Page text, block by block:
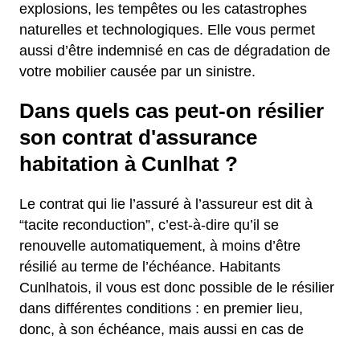
explosions, les tempêtes ou les catastrophes
naturelles et technologiques. Elle vous permet
aussi d’être indemnisé en cas de dégradation de
votre mobilier causée par un sinistre.
Dans quels cas peut-on résilier
son contrat d'assurance
habitation à Cunlhat ?
Le contrat qui lie l’assuré à l’assureur est dit à
“tacite reconduction”, c’est-à-dire qu’il se
renouvelle automatiquement, à moins d’être
résilié au terme de l’échéance. Habitants
Cunlhatois, il vous est donc possible de le résilier
dans différentes conditions : en premier lieu,
donc, à son échéance, mais aussi en cas de